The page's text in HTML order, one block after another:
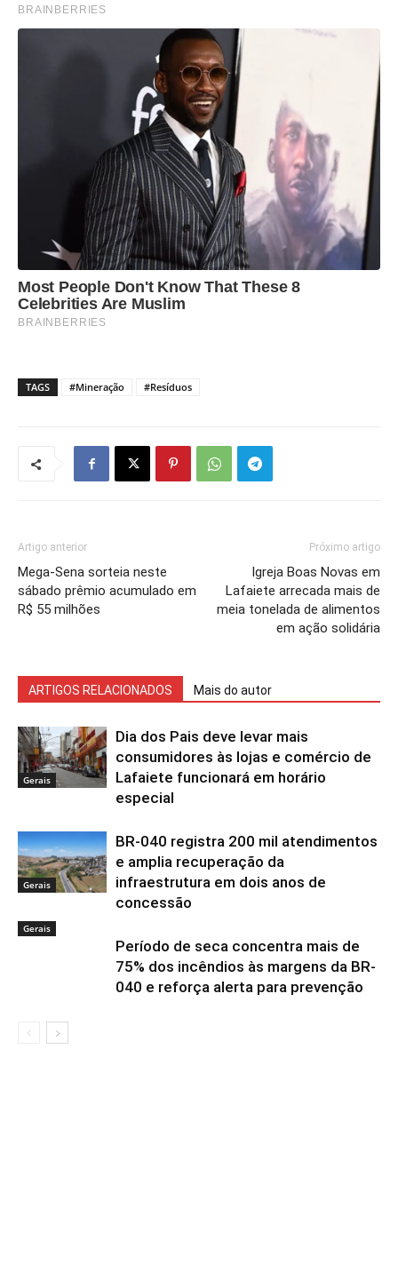
TAGS #Mineração #Resíduos
Artigo anterior
Mega-Sena sorteia neste
sábado prêmio acumulado em
R$ 55 milhões
Próximo artigo
Igreja Boas Novas em
Lafaiete arrecada mais de
meia tonelada de alimentos
em ação solidária
ARTIGOS RELACIONADOS Mais do autor
Gerais
Dia dos Pais deve levar mais
consumidores às lojas e comércio de
Lafaiete funcionará em horário
especial
Gerais
BR-040 registra 200 mil atendimentos
e amplia recuperação da
infraestrutura em dois anos de
concessão
Gerais
Período de seca concentra mais de
75% dos incêndios às margens da BR-
040 e reforça alerta para prevenção